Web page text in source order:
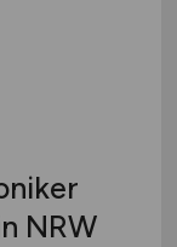
NRW